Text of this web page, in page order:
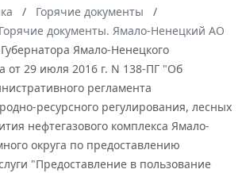
Горячие документы
Горячие документы. Ямало-Ненецкий АО
Ямало-Ненецкого
от 29 июля 2016 г. N 138-ПГ "Об
регламента
ресурсного регулирования, лесных
нефтегазового комплекса Ямало-
округа по предоставлению
"Предоставление в пользование